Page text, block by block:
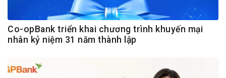
Co-opBank triển khai chương trình khuyến mại
nhân kỷ niệm 31 năm thành lập